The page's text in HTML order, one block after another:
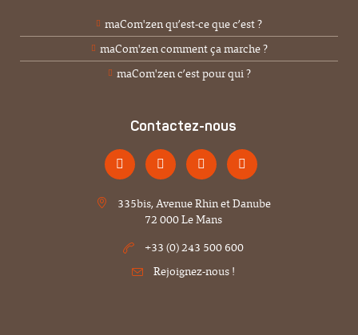
maCom'zen qu’est-ce que c’est ?
maCom'zen comment ça marche ?
maCom'zen c’est pour qui ?
Contactez-nous
335bis, Avenue Rhin et Danube
72 000 Le Mans
+33 (0) 243 500 600
Rejoignez-nous !